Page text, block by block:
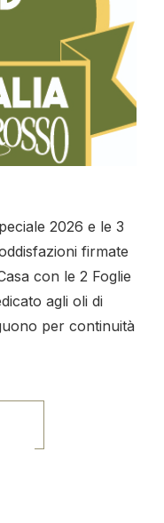
2026 e le 3
firmate
con le 2 Foglie
agli oli di
per continuità